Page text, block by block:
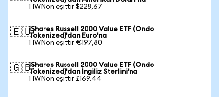
1 IWNon eşittir $228,67
🇪🇺iShares Russell 2000 Value ETF (Ondo
Tokenized)'dan Euro'na
1 IWNon eşittir €197,80
🇬🇧iShares Russell 2000 Value ETF (Ondo
Tokenized)'dan İngiliz Sterlini'na
1 IWNon eşittir £169,44